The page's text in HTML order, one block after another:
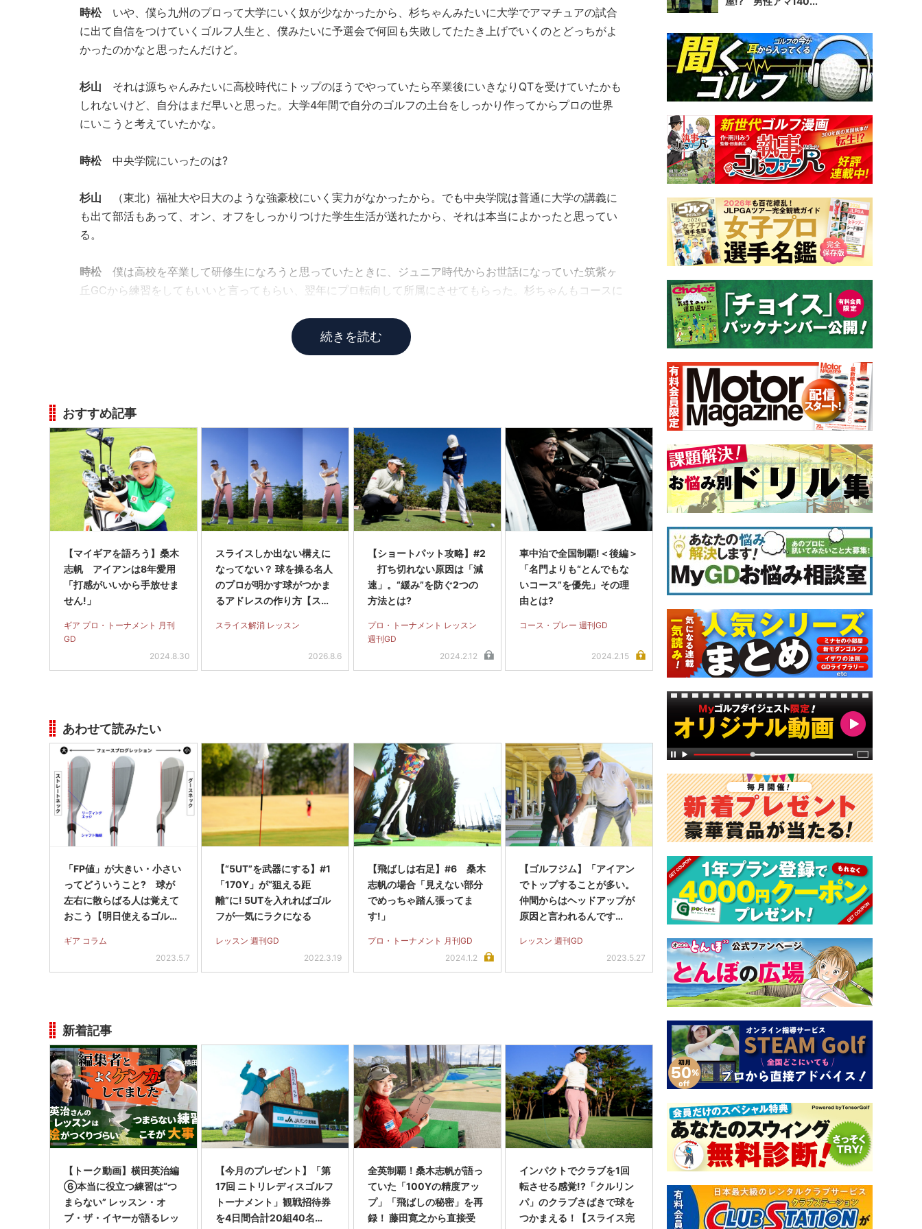
時松いや、僕ら九州のプロって大学にいく奴が少なかったから、杉ちゃんみたいに大学でアマチュアの試合
に出て自信をつけていくゴルフ人生と、僕みたいに予選会で何回も失敗してたたき上げでいくのとどっちがよ
かったのかなと思ったんだけど。
杉山 それは源ちゃんみたいに高校時代にトップのほうでやっていたら卒業後にいきなりQTを受けていたかも
しれないけど、自分はまだ早いと思った。大学4年間で自分のゴルフの土台をしっかり作ってからプロの世界
にいこうと考えていたかな。
時松中央学院にいったのは?
杉山
（東北）福祉大や日大のような強豪校にいく実力がなかったから。でも中央学院は普通に大学の講義に
も出て部活もあって、オン、オフをしっかりつけた学生生活が送れたから、それは本当によかったと思ってい
る。
時松 僕は高校を卒業して研修生になろうと思っていたときに、ジュニア時代からお世話になっていた筑紫ヶ
丘GCから練習をしてもいいと言ってもらい、翌年にプロ転向して所属にさせてもらった。杉ちゃんもコースに
続きを読む
おすすめ記事
【マイギアを語ろう】桑木
志帆 アイアンは8年愛用
「打感がいいから手放せま
せん!」
ギア プロ・トーナメント 月刊
GD
2024.8.30
スライスしか出ない構えに
なってない？ 球を操る名人
のプロが明かす球がつかま
るアドレスの作り方【スラ
スライス解消 レッスン
2026.8.6
【ショートパット攻略】#2
打ち切れない原因は「減
速」。“緩み”を防ぐ2つの
方法とは?
プロ・トーナメント レッスン
週刊GD
2024.2.12
車中泊で全国制覇!＜後編＞
「名門よりも“とんでもな
いコース”を優先」その理
由とは?
コース・プレー 週刊GD
2024.2.15
あわせて読みたい
「FP値」が大きい・小さい
ってどういうこと? 球が
左右に散らばる人は覚えて
おこう【明日使えるゴルフ
ギア コラム
2023.5.7
【“5UT”を武器にする】#1
「170Y」が“狙える距
離”に! 5UTを入れればゴル
フが一気にラクになる
レッスン 週刊GD
2022.3.19
【飛ばしは右足】#6 桑木
志帆の場合「見えない部分
でめっちゃ踏ん張ってま
す!」
プロ・トーナメント 月刊GD
2024.1.2
【ゴルフジム】「アイアン
でトップすることが多い。
仲間からはヘッドアップが
原因と言われるんです
レッスン 週刊GD
2023.5.27
新着記事
【トーク動画】横田英治編
⑥本当に役立つ練習は“つ
まらない” レッスン・オ
ブ・ザ・イヤーが語るレッ
【今月のプレゼント】「第
17回 ニトリレディスゴルフ
トーナメント」観戦招待券
を4日間合計20組40名…
全英制覇！桑木志帆が語っ
ていた「100Yの精度アッ
プ」「飛ばしの秘密」を再
録！ 藤田寛之から直接受
インパクトでクラブを1回
転させる感覚!?「クルリン
パ」のクラブさばきで球を
つかまえる！【スライス完